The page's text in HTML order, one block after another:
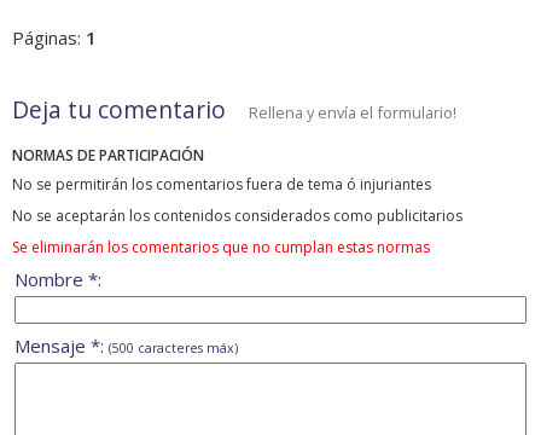
Páginas: 1
Deja tu comentario Rellena y envía el formulario!
NORMAS DE PARTICIPACIÓN
No se permitirán los comentarios fuera de tema ó injuriantes
No se aceptarán los contenidos considerados como publicitarios
Se eliminarán los comentarios que no cumplan estas normas
Nombre *:
Mensaje *: (500 caracteres máx)